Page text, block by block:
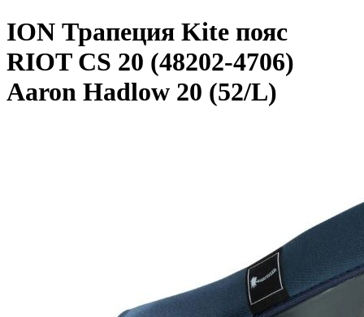
ION Трапеция Kite пояс
RIOT CS 20 (48202-4706)
Aaron Hadlow 20 (52/L)